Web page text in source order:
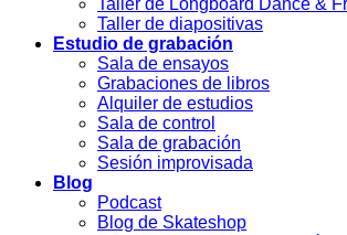
Taller de Longboard Dance &
Taller de diapositivas
Estudio de grabación
Sala de ensayos
Grabaciones de libros
Alquiler de estudios
Sala de control
Sala de grabación
Sesión improvisada
Blog
Podcast
Blog de Skateshop